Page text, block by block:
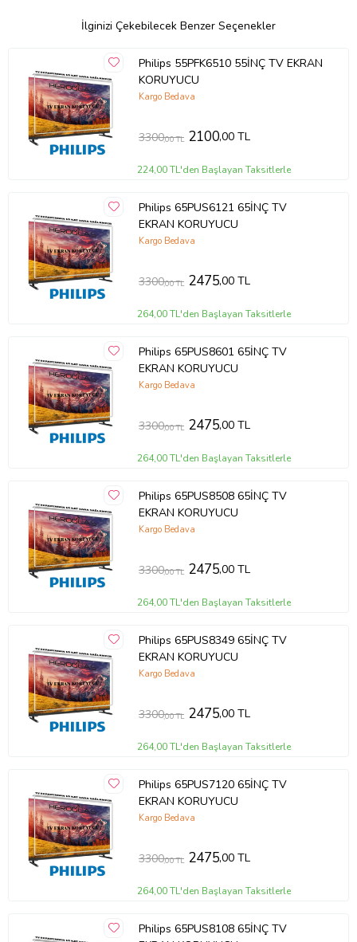
%100 şeffaflığa sahiptir. Televizyon ekranından 10 kat daha
sağlamdır . Cam gibi keskin değildir.Size ve çoçuklarınıza zarar
Ürünümüzü televizyonunuza birebir ölçüde yaptığımız için ve
tamamen şeffaf bir görünüme sahip olduğu için farkedilmez. Nemli
ve yumuşak mikrofiber bez ile kolaylıkla silebilirsiniz . Montajı kolay
ve zahmetsizdir. Servis gerekmemektedir . Ürünümüz özel
ambalajında son derece korunaklı bir şekilde gelmektedir . ''
HEROGLAS EVİNİZDEKİ KAHRAMAN '' Whatsap iletişim hattı :
05533058368
İlginizi Çekebilecek Benzer Seçenekler
Philips 55PFK6510 55İNÇ TV EKRAN
KORUYUCU
Kargo Bedava
3300,00 TL 2100,00 TL
224,00 TL'den Başlayan Taksitlerle
Philips 65PUS6121 65İNÇ TV
EKRAN KORUYUCU
Kargo Bedava
3300,00 TL 2475,00 TL
264,00 TL'den Başlayan Taksitlerle
Philips 65PUS8601 65İNÇ TV
EKRAN KORUYUCU
Kargo Bedava
3300,00 TL 2475,00 TL
264,00 TL'den Başlayan Taksitlerle
Philips 65PUS8508 65İNÇ TV
EKRAN KORUYUCU
Kargo Bedava
3300,00 TL 2475,00 TL
264,00 TL'den Başlayan Taksitlerle
Philips 65PUS8349 65İNÇ TV
EKRAN KORUYUCU
Kargo Bedava
3300,00 TL 2475,00 TL
264,00 TL'den Başlayan Taksitlerle
Philips 65PUS7120 65İNÇ TV
EKRAN KORUYUCU
Kargo Bedava
3300,00 TL 2475,00 TL
264,00 TL'den Başlayan Taksitlerle
Philips 65PUS8108 65İNÇ TV